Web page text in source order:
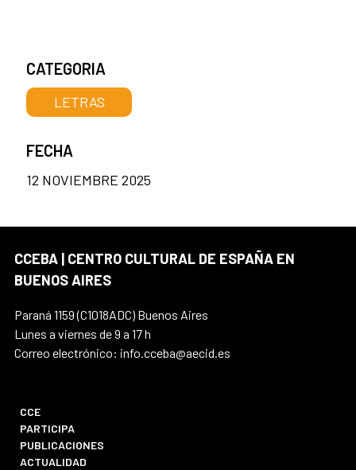
CATEGORIA
LETRAS
FECHA
12 NOVIEMBRE 2025
CCEBA | CENTRO CULTURAL DE ESPAÑA EN
BUENOS AIRES
Paraná 1159 (C1018ADC) Buenos Aires
Lunes a viernes de 9 a 17 h
Correo electrónico: info.cceba@aecid.es
CCE
PARTICIPA
PUBLICACIONES
ACTUALIDAD